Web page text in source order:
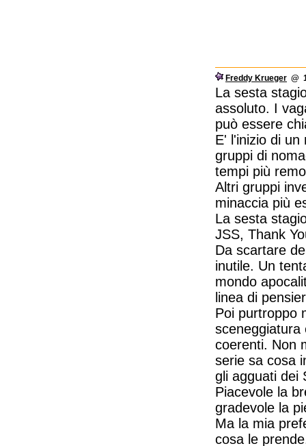
Freddy Krueger @
La sesta
assoluto. I
può essere
E' l'inizio di un
gruppi di
tempi più
Altri gruppi
minaccia più
La sesta
JSS, Thank
Da scartare
inutile. Un
mondo
linea di
Poi purtroppo
sceneggiatura
coerenti. Non
serie sa cosa
gli agguati dei
Piacevole la
gradevole la
Ma la mia
cosa le